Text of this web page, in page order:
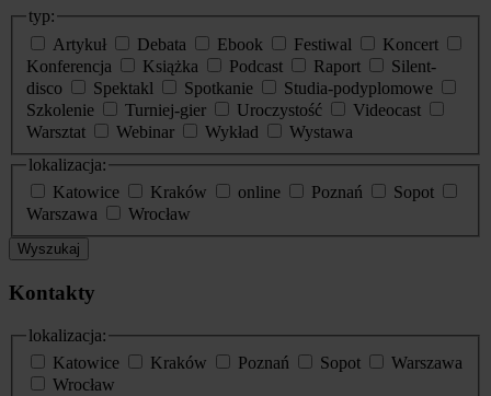
typ:
Artykuł
Debata Ebook Festiwal
Koncert
Konferencja
Książka Podcast Raport
Silent-
disco
Spektakl Spotkanie
Studia-podyplomowe
Szkolenie
Turniej-gier Uroczystość
Videocast
Warsztat
Webinar Wykład
Wystawa
lokalizacja:
Katowice
Kraków online Poznań
Sopot
Warszawa
Wrocław
Wyszukaj
Kontakty
lokalizacja:
Katowice
Kraków Poznań Sopot
Warszawa
Wrocław